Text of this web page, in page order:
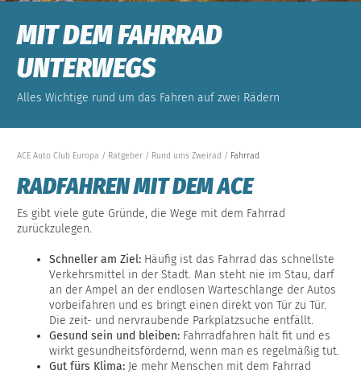
MIT DEM FAHRRAD
UNTERWEGS
Alles Wichtige rund um das Fahren auf zwei Rädern
ACE Auto Club Europa Ratgeber Rund ums Zweirad Fahrrad
RADFAHREN MIT DEM ACE
Es gibt viele gute Gründe, die Wege mit dem Fahrrad
zurückzulegen.
Schneller am Ziel: Häufig ist das Fahrrad das schnellste
Verkehrsmittel in der Stadt. Man steht nie im Stau, darf
an der Ampel an der endlosen Warteschlange der Autos
vorbeifahren und es bringt einen direkt von Tür zu Tür.
Die zeit- und nervraubende Parkplatzsuche entfällt.
Gesund sein und bleiben: Fahrradfahren hält fit und es
wirkt gesundheitsfördernd, wenn man es regelmäßig tut.
Gut fürs Klima: Je mehr Menschen mit dem Fahrrad